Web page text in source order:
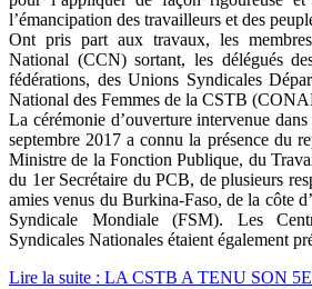
l’émancipation des travailleurs et des
Ont pris part aux travaux, les
National (CCN) sortant, les délégués
fédérations, des Unions Syndicales
National des Femmes de la CSTB
La cérémonie d’ouverture intervenue
septembre 2017 a connu la présence du
Ministre de la Fonction Publique, du
du 1er Secrétaire du PCB, de plusieurs
amies venus du Burkina-Faso, de la côte
Syndicale Mondiale (FSM). Les
Syndicales Nationales étaient également
Lire la suite : LA CSTB A TENU SON